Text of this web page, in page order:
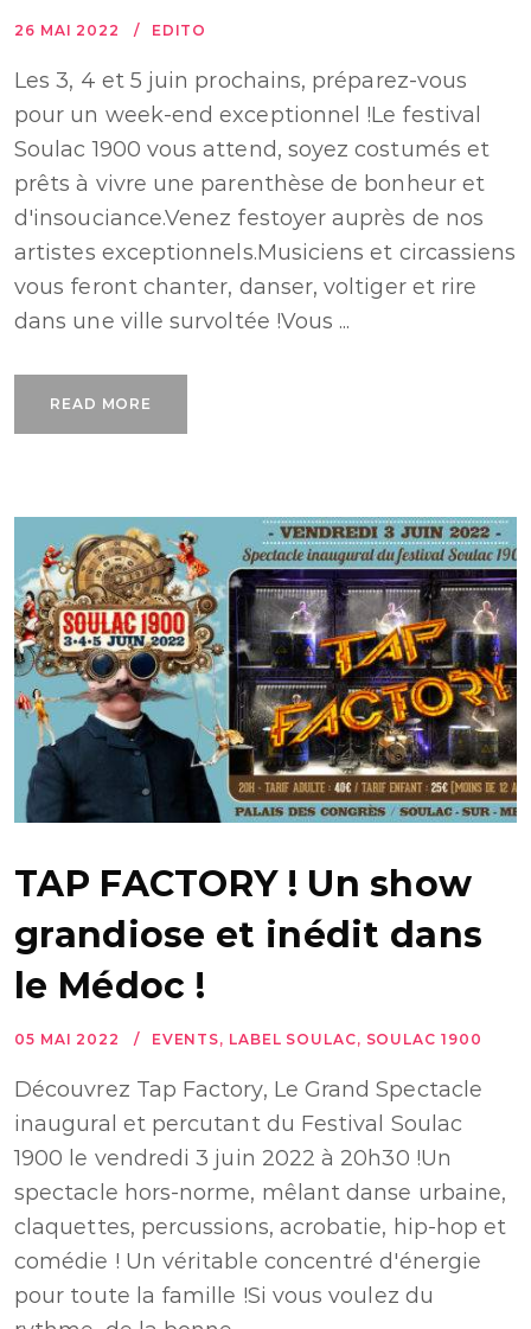
26 MAI 2022 EDITO
Les 3, 4 et 5 juin prochains, préparez-vous
pour un week-end exceptionnel !Le festival
Soulac 1900 vous attend, soyez costumés et
prêts à vivre une parenthèse de bonheur et
d'insouciance.Venez festoyer auprès de nos
artistes exceptionnels.Musiciens et circassiens
vous feront chanter, danser, voltiger et rire
dans une ville survoltée !Vous ...
READ MORE
TAP FACTORY ! Un show
grandiose et inédit dans
le Médoc !
05 MAI 2022 EVENTS, LABEL SOULAC, SOULAC 1900
Découvrez Tap Factory, Le Grand Spectacle
inaugural et percutant du Festival Soulac
1900 le vendredi 3 juin 2022 à 20h30 !Un
spectacle hors-norme, mêlant danse urbaine,
claquettes, percussions, acrobatie, hip-hop et
comédie ! Un véritable concentré d'énergie
pour toute la famille !Si vous voulez du